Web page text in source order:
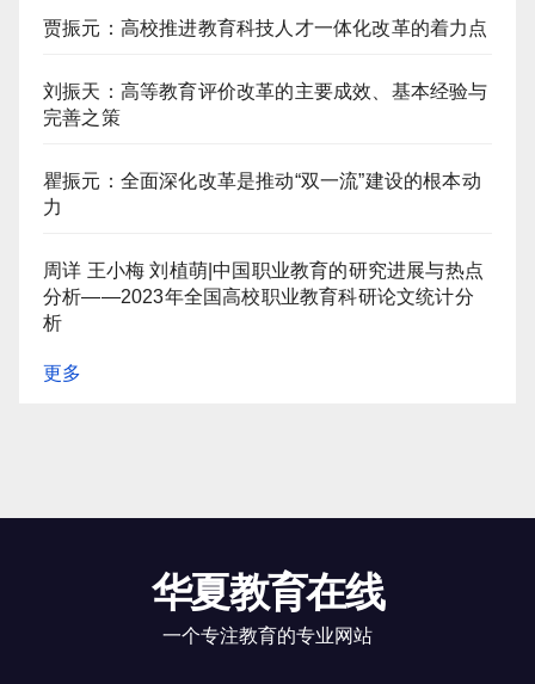
贾振元：高校推进教育科技人才一体化改革的着力点
刘振天：高等教育评价改革的主要成效、基本经验与
完善之策
瞿振元：全面深化改革是推动“双一流”建设的根本动
力
周详 王小梅 刘植萌|中国职业教育的研究进展与热点
分析——2023年全国高校职业教育科研论文统计分
析
更多
华夏教育在线
一个专注教育的专业网站